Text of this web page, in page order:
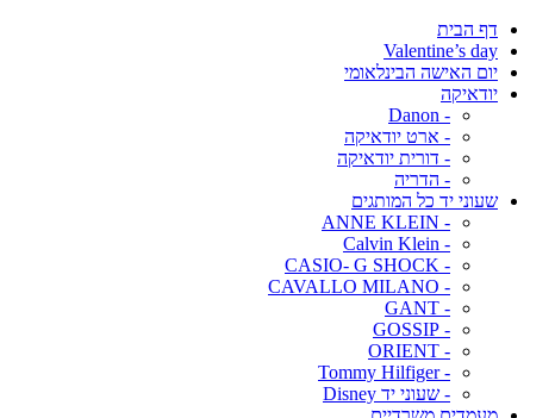
דף הבית
Valentine’s day
יום האישה הבינלאומי
יודאיקה
- Danon
- ארט יודאיקה
- דורית יודאיקה
- הדריה
שעוני יד כל המותגים
- ANNE KLEIN
- Calvin Klein
- CASIO- G SHOCK
- CAVALLO MILANO
- GANT
- GOSSIP
- ORIENT
- Tommy Hilfiger
- שעוני יד Disney